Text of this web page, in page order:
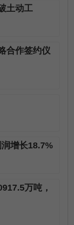
土动工
合作签约仪
增长18.7%
万吨，